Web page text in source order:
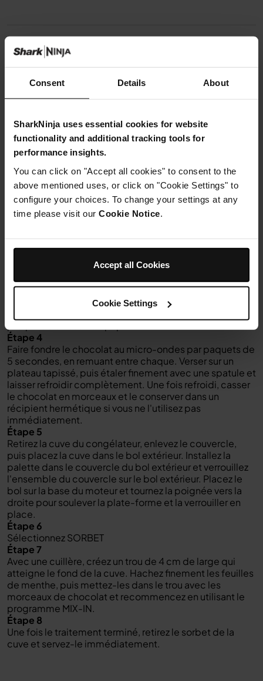
Consent Details About
SharkNinja uses essential cookies for website
functionality and additional tracking tools for
performance insights.
You can click on "Accept all cookies" to consent to the
above mentioned uses, or click on "Cookie Settings" to
configure your choices. To change your settings at any
time please visit our Cookie Notice
Accept all Cookies
Cookie Settings
Ustensiles nécessaires
Casserole Ninja Foodi ZEROSTICK
Instructions
Étape 1
Faites chauffer le sucre et l'eau dans une petite
casserole jusqu'à ce que le sucre soit dissous.
Une fois refroidie, placez le couvercle sur la cuve et
congelez pendant 24 heures.
Étape 4
Faire fondre le chocolat au micro-ondes par paquets de
5 secondes, en remuant entre chaque. Verser sur un
plateau tapissé, puis étaler finement avec une spatule et
laisser refroidir complètement. Une fois refroidi, casser
le chocolat en morceaux et le conserver dans un
récipient hermétique si vous ne l'utilisez pas
immédiatement.
Étape 5
Retirez la cuve du congélateur, enlevez le couvercle,
puis placez la cuve dans le bol extérieur. Installez la
palette dans le couvercle du bol extérieur et verrouillez
l'ensemble du couvercle sur le bol extérieur. Placez le
bol sur la base du moteur et tournez la poignée vers la
droite pour soulever la plate-forme et la verrouiller en
place.
Étape 6
Sélectionnez SORBET
Étape 7
Avec une cuillère, créez un trou de 4 cm de large qui
atteigne le fond de la cuve. Hachez finement les feuilles
de menthe, puis mettez-les dans le trou avec les
morceaux de chocolat et recommencez en utilisant le
programme MIX-IN.
Étape 8
Une fois le traitement terminé, retirez le sorbet de la
cuve et servez-le immédiatement.